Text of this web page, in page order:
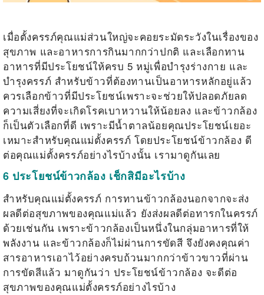
เมื่อตั้งครรภ์คุณแม่ส่วนใหญ่จะคอยระมัดระวังในเรื่องของ
สุขภาพ และอาหารการกินมากกว่าปกติ และเลือกทาน
อาหารที่มีประโยชน์ให้ครบ 5 หมู่เพื่อบำรุงร่างกาย และ
บำรุงครรภ์ สำหรับข้าวที่ต้องทานเป็นอาหารหลักอยู่แล้ว
ควรเลือกข้าวที่มีประโยชน์เพราะจะช่วยให้ปลอดภัยลด
ความเสี่ยงที่จะเกิดโรคเบาหวานให้น้อยลง และข้าวกล้อง
ก็เป็นตัวเลือกที่ดี เพราะมีน้ำตาลน้อยคุณประโยชน์เยอะ
เหมาะสำหรับคุณแม่ตั้งครรภ์ โดยประโยชน์ข้าวกล้อง ดี
ต่อคุณแม่ตั้งครรภ์อย่างไรบ้างนั้น เรามาดูกันเลย
6 ประโยชน์ข้าวกล้อง เช็กสิมีอะไรบ้าง
สำหรับคุณแม่ตั้งครรภ์ การทานข้าวกล้องนอกจากจะส่ง
ผลดีต่อสุขภาพของคุณแม่แล้ว ยังส่งผลดีต่อทารกในครรภ์
ด้วยเช่นกัน เพราะข้าวกล้องเป็นหนึ่งในกลุ่มอาหารที่ให้
พลังงาน และข้าวกล้องก็ไม่ผ่านการขัดสี จึงยังคงคุณค่า
สารอาหารเอาไว้อย่างครบถ้วนมากกว่าข้าวขาวที่ผ่าน
การขัดสีแล้ว มาดูกันว่า ประโยชน์ข้าวกล้อง จะดีต่อ
สุขภาพของคุณแม่ตั้งครรภ์อย่างไรบ้าง